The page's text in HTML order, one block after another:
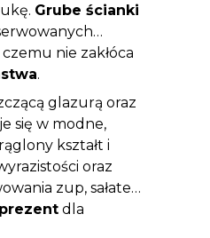
Grube ścianki
nie zakłóca
.
glazurą oraz
się w modne,
kształt i
oraz
zup, sałatek,
dla